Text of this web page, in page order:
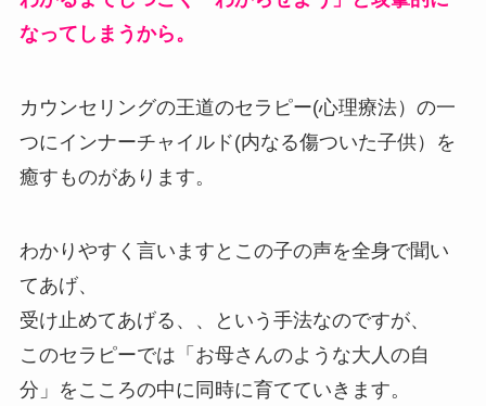
なってしまうから。
カウンセリングの王道のセラピー(心理療法）の一
つにインナーチャイルド(内なる傷ついた子供）を
癒すものがあります。
わかりやすく言いますとこの子の声を全身で聞い
てあげ、
受け止めてあげる、、という手法なのですが、
このセラピーでは「お母さんのような大人の自
分」をこころの中に同時に育てていきます。